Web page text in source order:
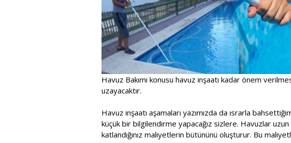
Havuz Bakımı konusu havuz inşaatı kadar önem
uzayacaktır.
Havuz inşaatı aşamaları yazımızda da ısrarla
küçük bir bilgilendirme yapacağız sizlere. Havuzlar
katlandığınız maliyetlerin bütününü oluşturur. Bu